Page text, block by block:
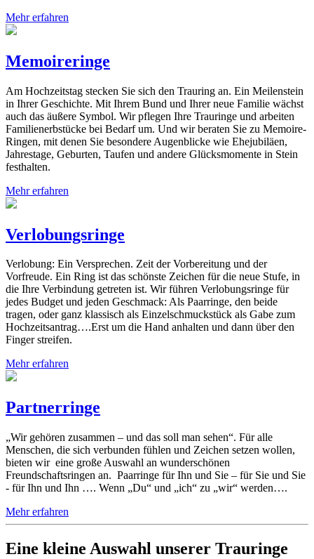
Mehr erfahren
Memoireringe
Am Hochzeitstag stecken Sie sich den Trauring an. Ein Meilenstein
in Ihrer Geschichte. Mit Ihrem Bund und Ihrer neue Familie wächst
auch das äußere Symbol. Wir pflegen Ihre Trauringe und arbeiten
Familienerbstücke bei Bedarf um. Und wir beraten Sie zu Memoire-
Ringen, mit denen Sie besondere Augenblicke wie Ehejubiläen,
Jahrestage, Geburten, Taufen und andere Glücksmomente in Stein
festhalten.
Mehr erfahren
Verlobungsringe
Verlobung: Ein Versprechen. Zeit der Vorbereitung und der
Vorfreude. Ein Ring ist das schönste Zeichen für die neue Stufe, in
die Ihre Verbindung getreten ist. Wir führen Verlobungsringe für
jedes Budget und jeden Geschmack: Als Paarringe, den beide
tragen, oder ganz klassisch als Einzelschmuckstück als Gabe zum
Hochzeitsantrag….Erst um die Hand anhalten und dann über den
Finger streifen.
Mehr erfahren
Partnerringe
„Wir gehören zusammen – und das soll man sehen“. Für alle
Menschen, die sich verbunden fühlen und Zeichen setzen wollen,
bieten wir eine große Auswahl an wunderschönen
Freundschaftsringen an. Paarringe für Ihn und Sie – für Sie und Sie
- für Ihn und Ihn …. Wenn „Du“ und „ich“ zu „wir“ werden….
Mehr erfahren
Eine kleine Auswahl unserer Trauringe